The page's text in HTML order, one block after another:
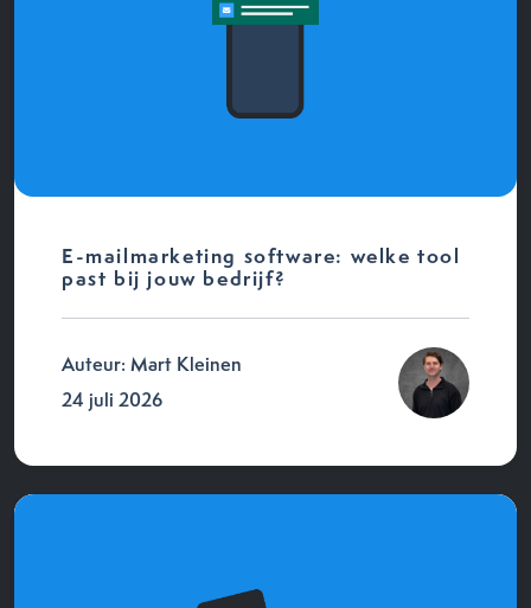
E-mailmarketing software: welke tool
past bij jouw bedrijf?
Auteur: Mart Kleinen
24 juli 2026